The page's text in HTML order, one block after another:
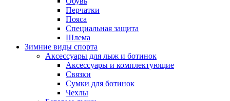
Перчатки
Пояса
Специальная защита
Шлема
Зимние виды спорта
Аксессуары для лыж и ботинок
Аксессуары и комплектующие
Связки
Сумки для ботинок
Чехлы